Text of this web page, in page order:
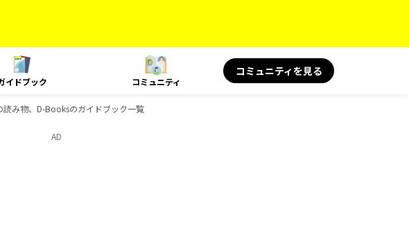
イドブック コミュニティ
コミュニティを見る
み物、D-Booksのガイドブック一覧
AD